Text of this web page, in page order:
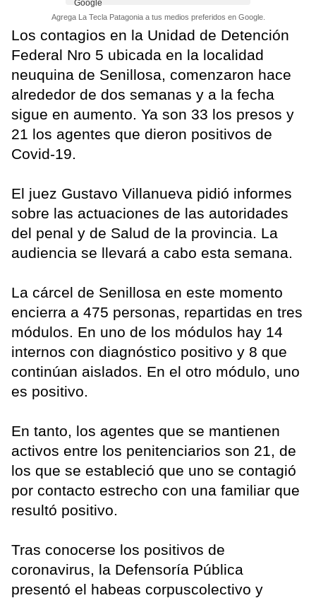
Agrega La Tecla Patagonia a tus medios preferidos en Google.
Los contagios en la Unidad de Detención
Federal Nro 5 ubicada en la localidad
neuquina de Senillosa, comenzaron hace
alrededor de dos semanas y a la fecha
sigue en aumento. Ya son 33 los presos y
21 los agentes que dieron positivos de
Covid-19.
El juez Gustavo Villanueva pidió informes
sobre las actuaciones de las autoridades
del penal y de Salud de la provincia. La
audiencia se llevará a cabo esta semana.
La cárcel de Senillosa en este momento
encierra a 475 personas, repartidas en tres
módulos. En uno de los módulos hay 14
internos con diagnóstico positivo y 8 que
continúan aislados. En el otro módulo, uno
es positivo.
En tanto, los agentes que se mantienen
activos entre los penitenciarios son 21, de
los que se estableció que uno se contagió
por contacto estrecho con una familiar que
resultó positivo.
Tras conocerse los positivos de
coronavirus, la Defensoría Pública
presentó el habeas corpuscolectivo y